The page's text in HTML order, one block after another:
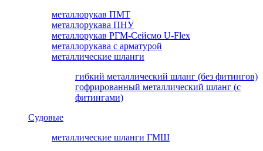
металлорукав ПМТ
металлорукава ПНУ
металлорукав РГМ-Сейсмо U-Flex
металлорукава с арматурой
металлические шланги
гибкий металлический шланг (без фитингов)
гофрированный металлический шланг (с
фитингами)
Судовые
металлические шланги ГМШ